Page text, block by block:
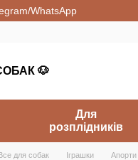
WhatsApp
🐶
Для
розплідників
для собак Іграшки Апорти